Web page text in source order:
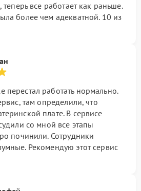
теперь все работает как раньше.
более чем адекватной. 10 из
работать нормально.
там определили, что
плате. В сервисе
со мной все этапы
починили. Сотрудники
Рекомендую этот сервис